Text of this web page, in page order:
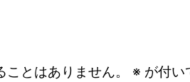
とはありません。 ※ が付い